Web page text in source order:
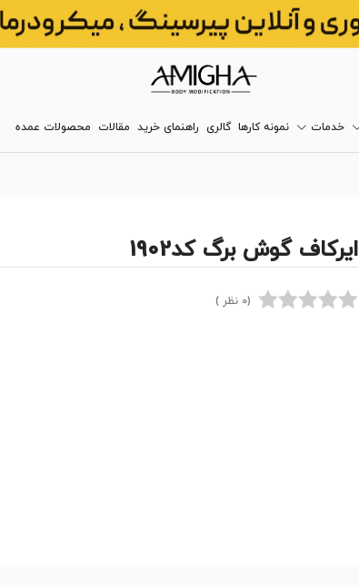
خدمات نمونه کارها گالری راهنمای خرید مقالات محصولات عمده
ایرکاف گوش برگ کد1902
(0 نظر )